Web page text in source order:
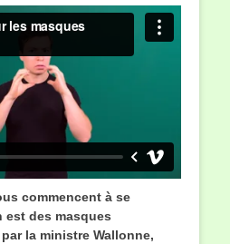
commencent à se
est des masques
la ministre Wallonne,